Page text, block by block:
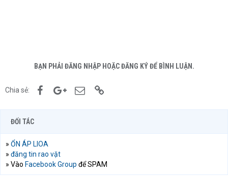
BẠN PHẢI ĐĂNG NHẬP HOẶC ĐĂNG KÝ ĐỂ BÌNH LUẬN.
Chia sẻ: FacebookGoogle+Email
ĐỐI TÁC
» ỔN ÁP LIOA
» đăng tin rao vặt
» Vào Facebook Group để SPAM